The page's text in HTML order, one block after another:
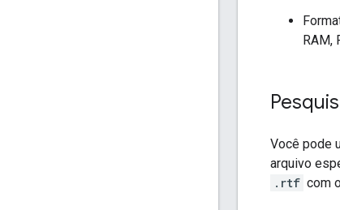
RAM,
Você pode
arquivo
.rtf com